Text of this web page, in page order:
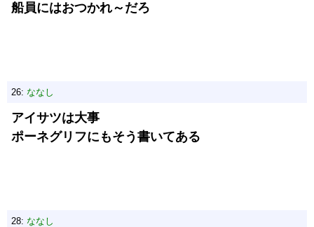
船員にはおつかれ～だろ
26: ななし
アイサツは大事
ポーネグリフにもそう書いてある
28: ななし